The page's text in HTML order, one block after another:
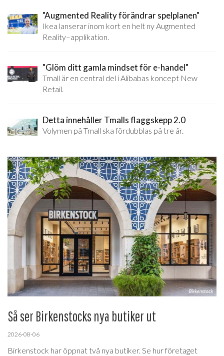
"Augmented Reality förändrar spelplanen"
Ikea lanserar inom kort en helt ny Augmented
Reality–applikation.
"Glöm ditt gamla mindset för e-handel"
Tmall är en central del i Alibabas koncept New
Retail.
Detta innehåller Tmalls flaggskepp 2.0
Volymen på Tmall ska fördubblas på tre år.
Så ser Birkenstocks nya butiker ut
2026-08-06
Birkenstock har öppnat två nya butiker. Se hur företaget